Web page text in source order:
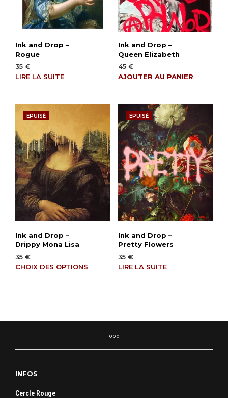
Ink and Drop –
Rogue
35 €
LIRE LA SUITE
Ink and Drop –
Queen Elizabeth
45 €
AJOUTER AU PANIER
EPUISÉ
Ink and Drop –
Drippy Mona Lisa
35 €
CHOIX DES OPTIONS
Les
être
EPUISÉ
Ink and Drop –
Pretty Flowers
35 €
LIRE LA SUITE
INFOS
Cercle Rouge